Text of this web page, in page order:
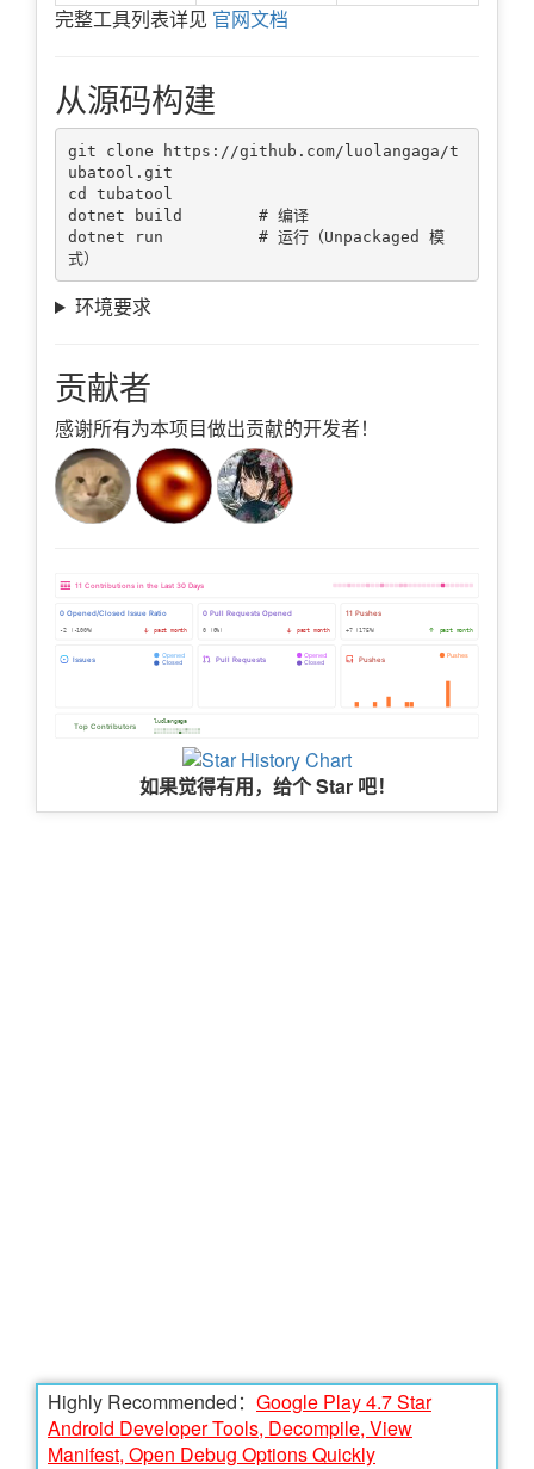
完整工具列表详见 官网文档
从源码构建
git clone https://github.com/luolangaga/t
ubatool.git
cd tubatool
dotnet build        # 编译
dotnet run          # 运行（Unpackaged 模
环境要求
贡献者
感谢所有为本项目做出贡献的开发者！
如果觉得有用，给个 Star 吧！
Highly Recommended： Google Play 4.7 Star
Android Developer Tools, Decompile, View
Manifest, Open Debug Options Quickly